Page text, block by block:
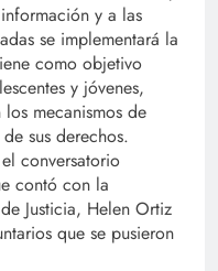
y a las
se implementará la
como objetivo
y jóvenes,
mecanismos de
sus derechos.
conversatorio
contó con la
Justicia, Helen Ortiz
que se pusieron